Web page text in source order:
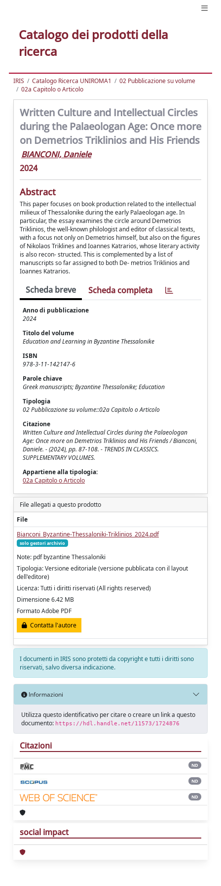
Catalogo dei prodotti della
ricerca
IRIS Catalogo Ricerca UNIROMA1
02 Pubblicazione su volume
02a Capitolo o Articolo
Written Culture and Intellectual Circles
during the Palaeologan Age: Once more
on Demetrios Triklinios and His Friends
BIANCONI, Daniele
2024
Abstract
This paper focuses on book production related to the intellectual
milieux of Thessalonike during the early Palaeologan age. In
particular, the essay examines the circle around Demetrios
Triklinios, the well-known philologist and editor of classical texts,
with a focus not only on Demetrios himself, but also on the figures
of Nikolaos Triklines and Ioannes Katrarios, whose literary activity
is also recon- structed. This is complemented by a list of
manuscripts so far assigned to both De- metrios Triklinios and
Ioannes Katrarios.
Scheda breve Scheda completa
Anno di pubblicazione
2024
Titolo del volume
Education and Learning in Byzantine Thessalonike
ISBN
978-3-11-142147-6
Parole chiave
Greek manuscripts; Byzantine Thessalonike; Education
Tipologia
02 Pubblicazione su volume::02a Capitolo o Articolo
Citazione
Written Culture and Intellectual Circles during the Palaeologan
Age: Once more on Demetrios Triklinios and His Friends / Bianconi,
Daniele. - (2024), pp. 87-108. - TRENDS IN CLASSICS.
SUPPLEMENTARY VOLUMES.
Appartiene alla tipologia:
02a Capitolo o Articolo
File allegati a questo prodotto
File
Bianconi_Byzantine-Thessaloniki-Triklinios_2024.pdf
solo gestori archivio
Note: pdf byzantine Thessaloniki
Tipologia: Versione editoriale (versione pubblicata con il layout
dell'editore)
Licenza: Tutti i diritti riservati (All rights reserved)
Dimensione 6.42 MB
Formato Adobe PDF
Contatta l'autore
I documenti in IRIS sono protetti da copyright e tutti i diritti sono
riservati, salvo diversa indicazione.
Informazioni
Utilizza questo identificativo per citare o creare un link a questo
documento: https://hdl.handle.net/11573/1724876
Citazioni
ND
ND
ND
social impact